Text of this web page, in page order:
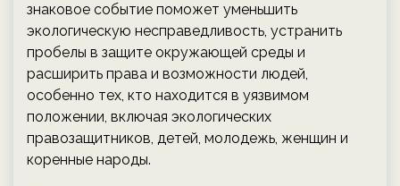
знаковое событие поможет уменьшить
экологическую несправедливость, устранить
пробелы в защите окружающей среды и
расширить права и возможности людей,
особенно тех, кто находится в уязвимом
положении, включая экологических
правозащитников, детей, молодежь, женщин и
коренные народы.